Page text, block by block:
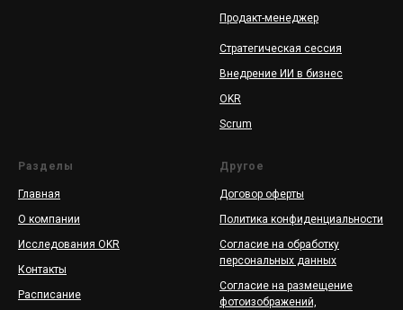
Продакт-менеджер
Стратегическая сессия
Внедрение ИИ в бизнес
OKR
Scrum
Разделы
Главная
О компании
Исследования OKR
Контакты
Расписание
Другое
Договор оферты
Политика конфиденциальности
Согласие на обработку
персональных данных
Согласие на размещение
фотоизображений,